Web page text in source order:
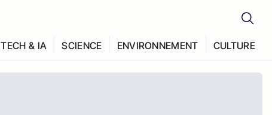
TECH & IA SCIENCE ENVIRONNEMENT CULTURE